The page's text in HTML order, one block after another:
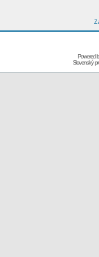
Powered
Slovenský